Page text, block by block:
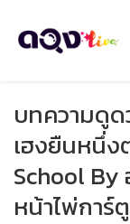
บทความดู
เฮงยืนหนึ่ง
School
หน้าไพ่การ์